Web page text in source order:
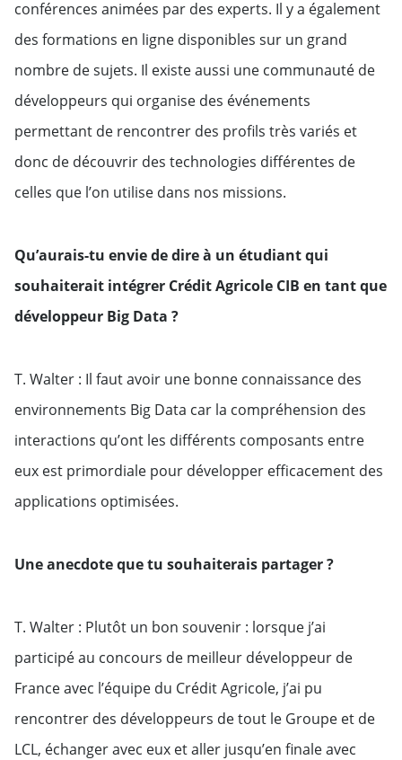
conférences animées par des experts. Il y a également
des formations en ligne disponibles sur un grand
nombre de sujets. Il existe aussi une communauté de
développeurs qui organise des événements
permettant de rencontrer des profils très variés et
donc de découvrir des technologies différentes de
celles que l’on utilise dans nos missions.
Qu’aurais-tu envie de dire à un étudiant qui
souhaiterait intégrer Crédit Agricole CIB en tant que
développeur Big Data ?
T. Walter : Il faut avoir une bonne connaissance des
environnements Big Data car la compréhension des
interactions qu’ont les différents composants entre
eux est primordiale pour développer efficacement des
applications optimisées.
Une anecdote que tu souhaiterais partager ?
T. Walter : Plutôt un bon souvenir : lorsque j’ai
participé au concours de meilleur développeur de
France avec l’équipe du Crédit Agricole, j’ai pu
rencontrer des développeurs de tout le Groupe et de
LCL, échanger avec eux et aller jusqu’en finale avec